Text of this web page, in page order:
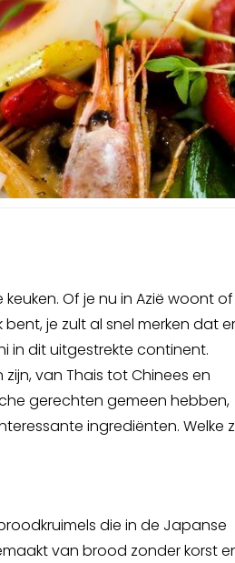
Of je nu in Azië woont of
je zult al snel merken dat er
in dit uitgestrekte continent.
van Thais tot Chinees en
gerechten gemeen hebben,
ingrediënten. Welke
die in de Japanse
van brood zonder korst